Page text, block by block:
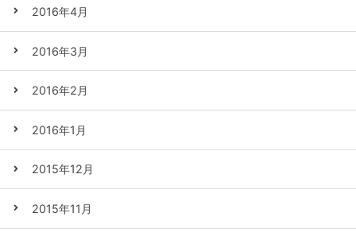
2016年4月
2016年3月
2016年2月
2016年1月
2015年12月
2015年11月